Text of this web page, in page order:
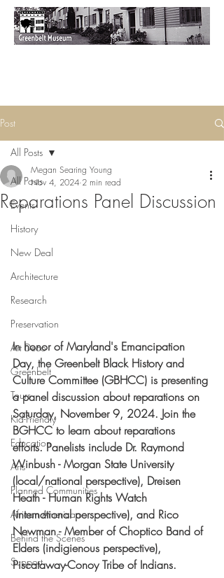
Post
All Posts
Events
History
New Deal
Architecture
Research
Preservation
Art Deco
Greenbelt
Tours
Kid-Friendly
Education
Arts
Planned Communities
African American
Behind the Scenes
Support
All Posts
Reparations Panel Discussion
Megan Searing Young
Nov 4, 2024 2 min read
In honor of Maryland's Emancipation
Day, the Greenbelt Black History and
Culture Committee (GBHCC) is presenting
a panel discussion about reparations on
Saturday, November 9, 2024. Join the
BGHCC to learn about reparations
efforts. Panelists include Dr. Raymond
Winbush - Morgan State University
(local/national perspective), Dreisen
Heath - Human Rights Watch
(international perspective), and Rico
Newman - Member of Choptico Band of
Elders (indigienous perspective),
Piscataway-Conoy Tribe of Indians.